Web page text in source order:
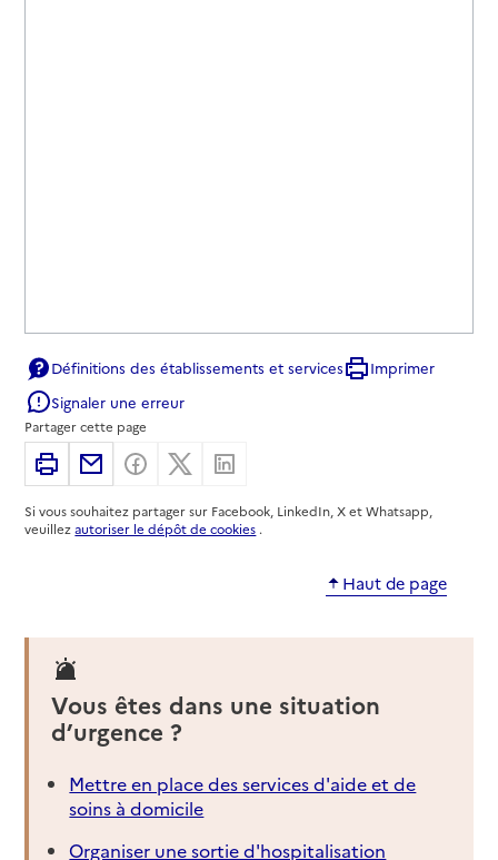
Définitions des établissements et services
Imprimer
Signaler une erreur
Partager cette page
ImprimerPartager par email
Partager sur Facebook
Partager sur X
Si vous souhaitez partager sur Facebook, LinkedIn, X et Whatsapp,
veuillezautoriser le dépôt de cookies .
Haut de page
Vous êtes dans une situation
d’urgence ?
Mettre en place des services d'aide et de
soins à domicile
Organiser une sortie d'hospitalisation